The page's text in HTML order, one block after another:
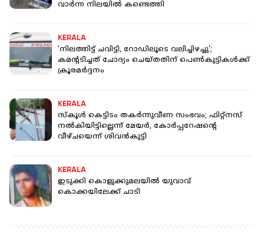
വാർന്ന നിലയിൽ കണ്ടെത്തി
KERALA
'നിലത്തിട്ട് ചവിട്ടി, റോഡിലൂടെ വലിച്ചിഴച്ചു';
കമന്റടിച്ചത് ചോദ്യം ചെയ്തതിന് പെണ്‍കുട്ടികള്‍ക്ക്
ക്രൂരമര്‍ദ്ദനം
KERALA
സ്‌കൂൾ കെട്ടിടം തകർന്നുവീണ സംഭവം; ഫിറ്റ്‌നസ്
നൽകിയിട്ടില്ലെന്ന് മേയ‍‍ർ, കോർപ്പറേഷന്റെ
വീഴ്ചയെന്ന് ശിവൻകുട്ടി
KERALA
ഇടുക്കി കൊളുക്കുമലയില്‍ യുവാവ്
കൊക്കയിലേക്ക് ചാടി